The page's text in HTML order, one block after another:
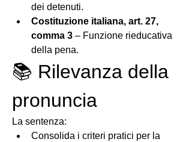
dei detenuti.
Costituzione italiana, art. 27,
comma 3 – Funzione rieducativa
della pena.
📚 Rilevanza della
pronuncia
La sentenza:
Consolida i criteri pratici per la